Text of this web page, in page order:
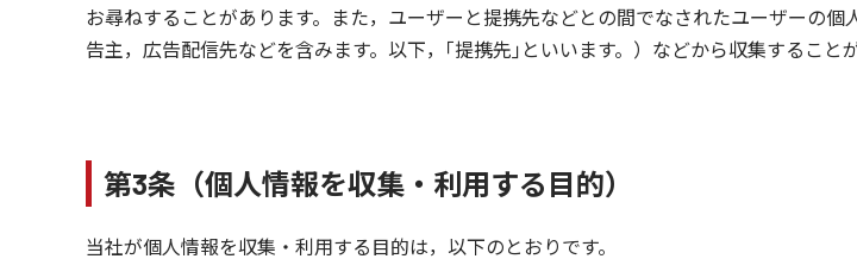
お尋ねすることがあります。また，ユーザーと提携先などとの間でなされたユーザーの
告主，広告配信先などを含みます。以下，｢提携先｣といいます。）などから収集することが
第3条（個人情報を収集・利用する目的）
当社が個人情報を収集・利用する目的は，以下のとおりです。